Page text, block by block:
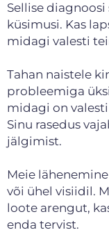
Sellise
küsimusi. Kas
midagi valesti
Tahan naistele
probleemiga
midagi on
Sinu rasedus
jälgimist.
Meie
või ühel visiidil.
loote arengut,
enda tervist.